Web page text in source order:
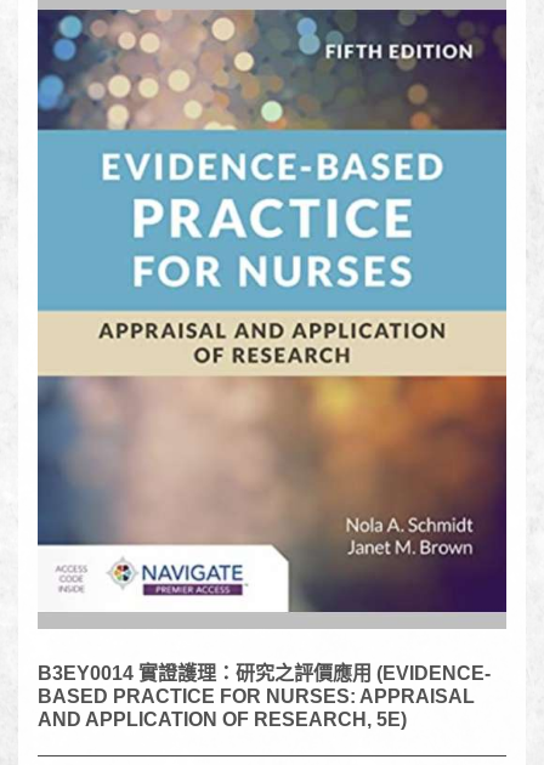
B3EY0014 實證護理：研究之評價應用 (EVIDENCE-
BASED PRACTICE FOR NURSES: APPRAISAL
AND APPLICATION OF RESEARCH, 5E)